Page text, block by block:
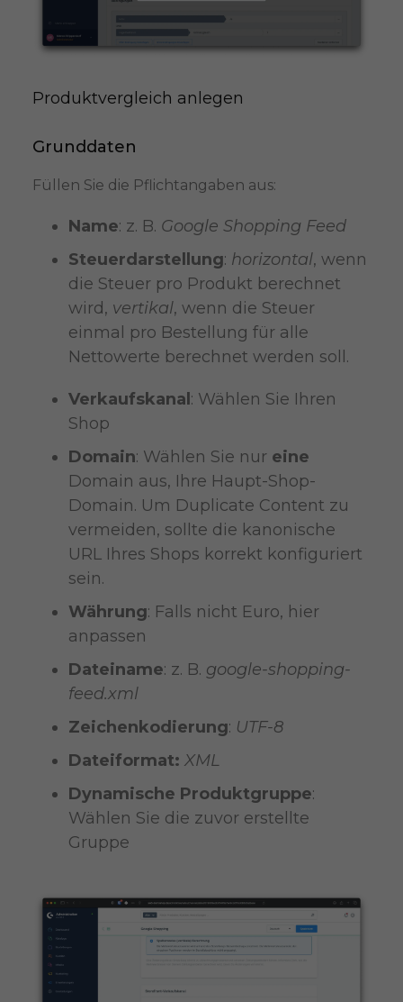
Produktvergleich anlegen
Grunddaten
Füllen Sie die Pflichtangaben aus:
Name: z. B. Google Shopping Feed
Steuerdarstellung: horizontal, wenn
die Steuer pro Produkt berechnet
wird, vertikal, wenn die Steuer
einmal pro Bestellung für alle
Nettowerte berechnet werden soll.
Verkaufskanal : Wählen Sie Ihren
Shop
Domain: Wählen Sie nur eine
Domain aus, Ihre Haupt-Shop-
Domain. Um Duplicate Content zu
vermeiden, sollte die kanonische
URL Ihres Shops korrekt konfiguriert
sein.
Währung: Falls nicht Euro, hier
anpassen
Dateiname: z. B. google-shopping-
feed.xml
Zeichenkodierung: UTF-8
Dateiformat: XML
Dynamische Produktgruppe:
Wählen Sie die zuvor erstellte
Gruppe